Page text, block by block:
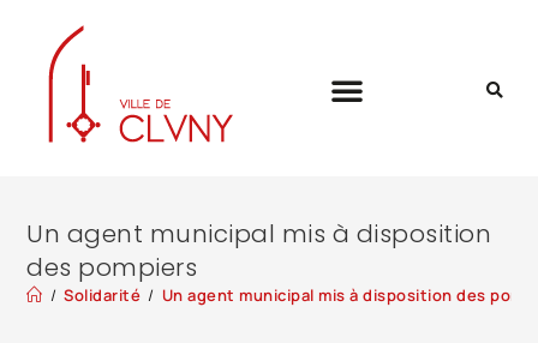
Un agent municipal mis à disposition
des pompiers
/ Solidarité / Un agent municipal mis à disposition des